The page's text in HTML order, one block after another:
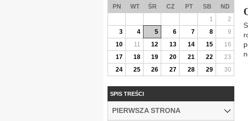
PN WT ŚR CZ PT SB
ND
1
2
3
4 5 6 7 8
9
10
11 12 13 14 15
16
17
18 19 20 21 22
23
24
25 26 27 28 29 30
SPIS TREŚCI
PIERWSZA STRONA